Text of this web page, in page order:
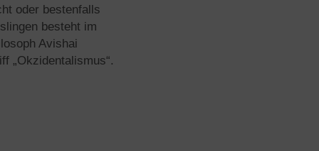
oder bestenfalls
besteht im
Avishai
„Okzidentalismus“.